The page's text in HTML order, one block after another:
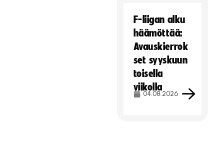
F-liigan alku
häämöttää:
Avauskierrok
set syyskuun
toisella
viikolla
04.08.2026